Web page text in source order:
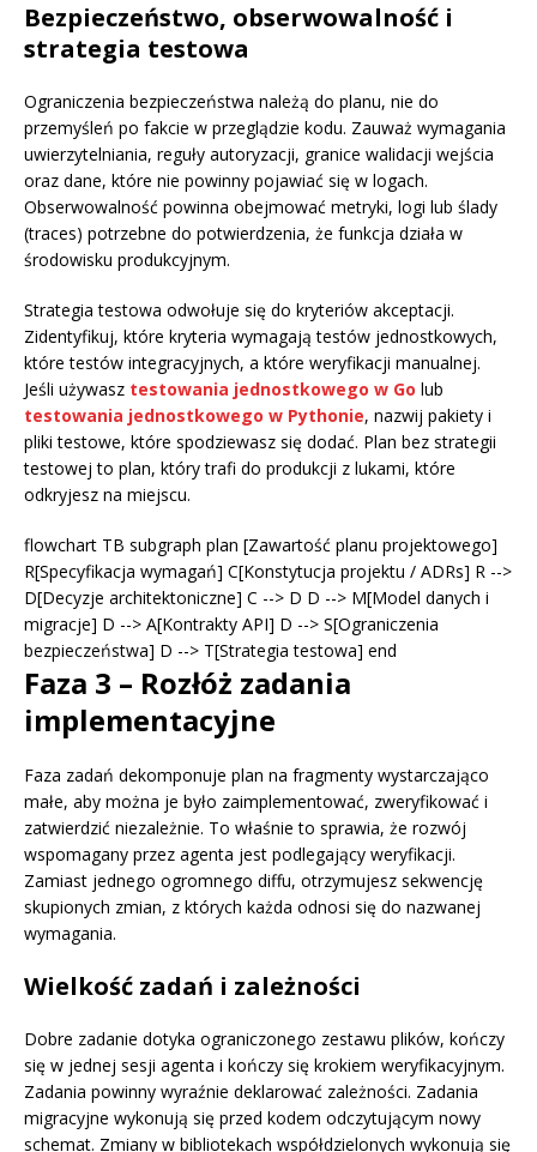
Bezpieczeństwo, obserwowalność i
strategia testowa
Ograniczenia bezpieczeństwa należą do planu, nie do
przemyśleń po fakcie w przeglądzie kodu. Zauważ wymagania
uwierzytelniania, reguły autoryzacji, granice walidacji wejścia
oraz dane, które nie powinny pojawiać się w logach.
Obserwowalność powinna obejmować metryki, logi lub ślady
(traces) potrzebne do potwierdzenia, że funkcja działa w
środowisku produkcyjnym.
Strategia testowa odwołuje się do kryteriów akceptacji.
Zidentyfikuj, które kryteria wymagają testów jednostkowych,
które testów integracyjnych, a które weryfikacji manualnej.
Jeśli używasz testowania jednostkowego w Go lub
testowania jednostkowego w Pythonie, nazwij pakiety i
pliki testowe, które spodziewasz się dodać. Plan bez strategii
testowej to plan, który trafi do produkcji z lukami, które
odkryjesz na miejscu.
flowchart TB subgraph plan [Zawartość planu projektowego]
R[Specyfikacja wymagań] C[Konstytucja projektu / ADRs] R -->
D[Decyzje architektoniczne] C --> D D --> M[Model danych i
migracje] D --> A[Kontrakty API] D --> S[Ograniczenia
bezpieczeństwa] D --> T[Strategia testowa] end
Faza 3 – Rozłóż zadania
implementacyjne
Faza zadań dekomponuje plan na fragmenty wystarczająco
małe, aby można je było zaimplementować, zweryfikować i
zatwierdzić niezależnie. To właśnie to sprawia, że rozwój
wspomagany przez agenta jest podlegający weryfikacji.
Zamiast jednego ogromnego diffu, otrzymujesz sekwencję
skupionych zmian, z których każda odnosi się do nazwanej
wymagania.
Wielkość zadań i zależności
Dobre zadanie dotyka ograniczonego zestawu plików, kończy
się w jednej sesji agenta i kończy się krokiem weryfikacyjnym.
Zadania powinny wyraźnie deklarować zależności. Zadania
migracyjne wykonują się przed kodem odczytującym nowy
schemat. Zmiany w bibliotekach współdzielonych wykonują się